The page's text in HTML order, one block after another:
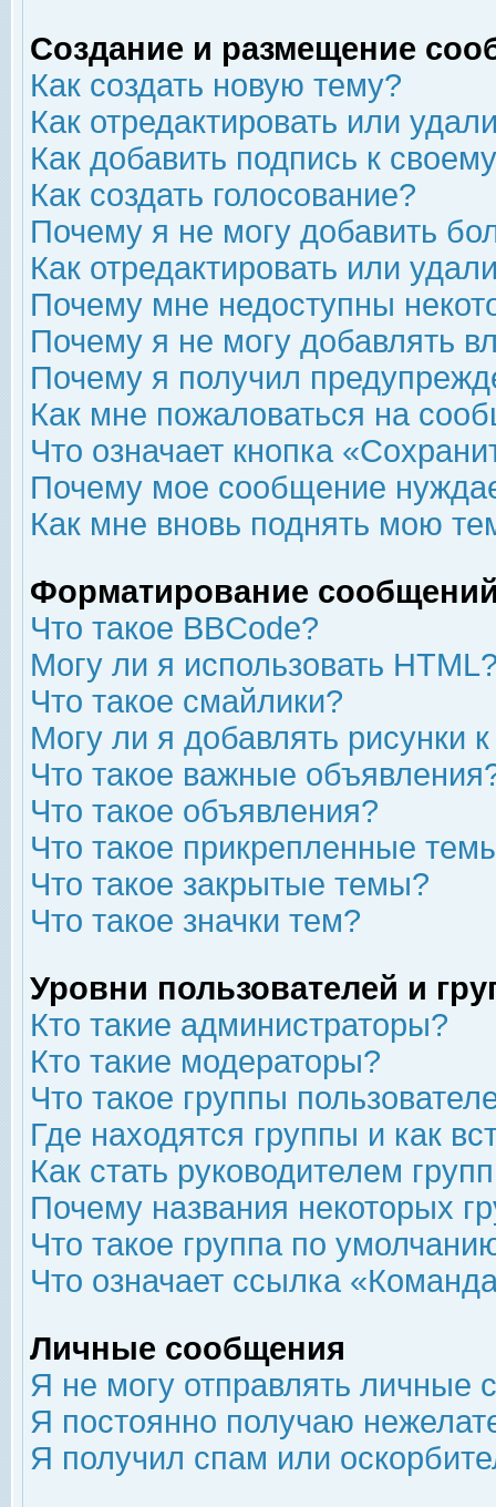
Создание и размещение
Как создать новую тему?
Как отредактировать или
Как добавить подпись к
Как создать голосование?
Почему я не могу добавить
Как отредактировать или
Почему мне недоступны
Почему я не могу добавлять
Почему я получил
Как мне пожаловаться на
Что означает кнопка
Почему мое сообщение
Как мне вновь поднять мою
Форматирование
Что такое BBCode?
Могу ли я использовать
Что такое смайлики?
Могу ли я добавлять рисунки
Что такое важные
Что такое объявления?
Что такое прикрепленные
Что такое закрытые темы?
Что такое значки тем?
Уровни пользователей и
Кто такие администраторы?
Кто такие модераторы?
Что такое группы
Где находятся группы и как
Как стать руководителем
Почему названия некоторых
Что такое группа по
Что означает ссылка
Личные сообщения
Я не могу отправлять личные
Я постоянно получаю
Я получил спам или